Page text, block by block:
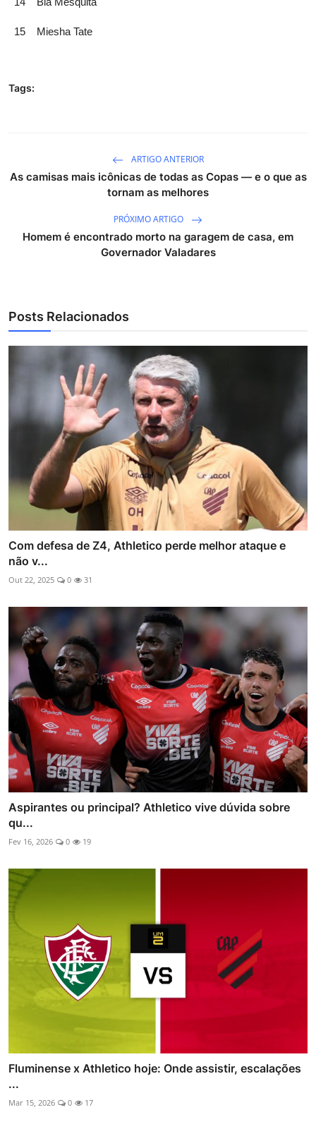
15 Miesha Tate
Tags:
ARTIGO ANTERIOR
As camisas mais icônicas de todas as Copas — e o que as
tornam as melhores
PRÓXIMO ARTIGO
Homem é encontrado morto na garagem de casa, em
Governador Valadares
Posts Relacionados
Com defesa de Z4, Athletico perde melhor ataque e
não v...
Out 22, 2025 0 31
Aspirantes ou principal? Athletico vive dúvida sobre
qu...
Fev 16, 2026 0 19
Fluminense x Athletico hoje: Onde assistir, escalações
...
Mar 15, 2026 0 17